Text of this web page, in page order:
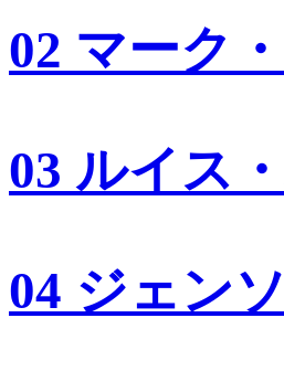
02 マーク
03 ルイス
04 ジェン